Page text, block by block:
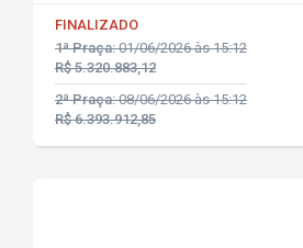
FINALIZADO
1ª Praça:01/06/2026 às 15:12
R$ 5.320.883,12
2ª Praça:08/06/2026 às 15:12
R$ 6.393.912,85